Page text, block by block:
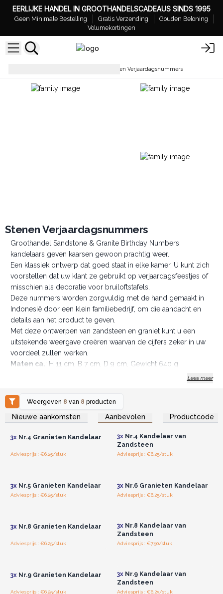
EERLIJKE HANDEL IN GROOTHANDELSCADEAUS SINDS 1995
Geen Minimale Bestelling Gratis Verzending
Gouden Beloning
Volumekortingen
Stenen Verjaardagsnummers
Stenen Verjaardagsnummers
Groothandel Sandstone & Granite Birthday Numbers
kandelaars geven kaarsen gewoon prachtig weer.
Een klassiek ontwerp dat goed staat in elke kamer. U kunt zich
voorstellen dat uw klant ze gebruikt op verjaardagsfeestjes of
misschien als decoratie voor bruiloftstafels.
Deze nummers worden zorgvuldig met de hand gemaakt in
Indonesië door een klein familiebedrijf, om die aandacht en
details aan het product te geven.
Met deze ontwerpen van zandsteen en graniet kunt u een
uitstekende weergave creëren waarvan de cijfers zeker in uw
voordeel zullen werken.
Maten ca. : H 11 cm, B 7 cm, D 9 cm, Gewicht 640 g
We wedden dat je een willekeurig aantal van dezeLees meer
Weergeven 8 van 8 producten
Nieuwe aankomsten Aanbevolen Productcode
Log in of registreer u voor
groothandelsprijzen.
3xNr.4 Granieten Kandelaar
Adviesprijs : €6.25/stuk
Log in of registreer u voor
groothandelsprijzen.
3xNr.4 Kandelaar van
Zandsteen
Adviesprijs : €6.25/stuk
3xNr.5 Granieten Kandelaar
Adviesprijs : €6.25/stuk
3xNr.6 Granieten Kandelaar
Adviesprijs : €6.25/stuk
3xNr.8 Granieten Kandelaar
Adviesprijs : €6.25/stuk
3xNr.8 Kandelaar van
Zandsteen
Adviesprijs : €7.50/stuk
3xNr.9 Granieten Kandelaar
Adviesprijs : €6.25/stuk
3xNr.9 Kandelaar van
Zandsteen
Adviesprijs : €6.25/stuk